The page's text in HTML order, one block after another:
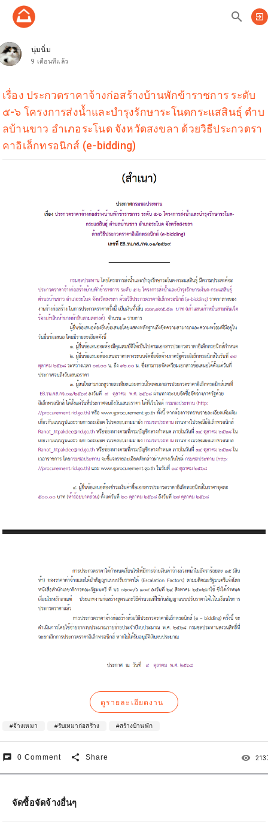
search exit_to_app
นุ่มนิ่ม
9 เดือนที่แล้ว
เรื่อง ประกวดราคาจ้างก่อสร้างบ้านพักข้าราชการ ระดับ
๕-๖ โครงการส่งน้ำและบำรุงรักษาระโนดกระแสสินธุ์ ตำบ
ลบ้านขาว อำเภอระโนด จังหวัดสงขลา ด้วยวิธีประกวดรา
คาอิเล็กทรอนิกส์ (e-bidding)
ดูรายละเอียดงาน
#จ้างเหมา #รับเหมาก่อสร้าง #สร้างบ้านพัก
chat 0 Comment share Share remove_red_eye
จัดซื้อจัดจ้างอื่นๆ